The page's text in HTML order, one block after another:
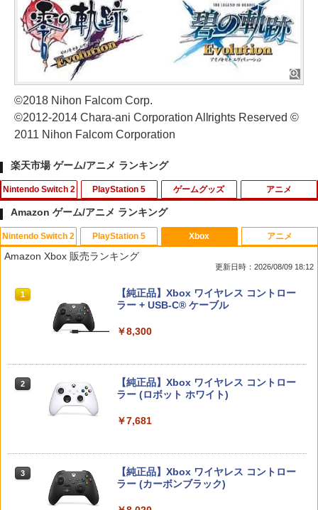
©2018 Nihon Falcom Corp.
©2012-2014 Chara-ani Corporation Allrights Reserved ©
2011 Nihon Falcom Corporation
楽天市場 ゲーム/アニメ ランキング
Nintendo Switch 2
1
【楽天ブックス限定特典】ドンキーコン
グ バナンザ(「スーパーマリオ」ステッ
￥7,902
￥7,979
￥8,118
PlayStation 5
1
【中古】PS5ドラゴンクエストVII Rei
magined
トリエ〜 [PS5版][在庫品]
ゲームグッズ
1
【中古】ぼくとシムのまち リゾートに元
気をとりもどそう! (特典無し)
Switch2 ケース 即納 スイッチ2 Nintend
ー ニンテンドー カバー ポーチ キャリン
グケース 新型 ジョイコン ソフト ケーブ
ルなど 収納可能 ギフト プレゼント シン
プル 無地 黒 ピンク 黄色 赤 青 送料無料
￥1,100
3
Switch2 ケース 即納 パステルカラー か
わいい Nintendo スイッチ2 対応 スイッ
アニメ
1
デザート・ローズ 砂の薔薇 雪の黙示録
【Blu-ray】 [ 新谷かおる ]
A】
海の涙編 (Blu-ray通常版)【Blu-ray】 [
岡咲美保 ]
Amazon ゲーム/アニメ ランキング
Nintendo Switch 2
1
スプラトゥーン レイダース|オンライン
コード版
￥5,832
スプラトゥーン レイダース -Switch2
￥6,447
Nintendo Switch 2(日本語・国内専用)
PlayStation 5
1
PlayStation 5 デジタル・エディション
日本語専用 Console Language: Japan
Beast of Reincarnation -PS5 【特典】
J) PlayStation 5
Xbox
Amazon Xbox 販売ランキング
更新日時：2026/08/09 18:12
1
【純正品】Xbox ワイヤレス コントロー
ラー + USB-C® ケーブル
￥8,300
2
【純正品】Xbox ワイヤレス コントロー
ラー (ロボット ホワイト)
￥7,681
3
【純正品】Xbox ワイヤレス コントロー
ラー (カーボンブラック)
アニメ